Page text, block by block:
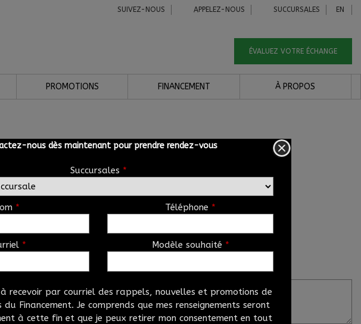
SUIVEZ-NOUS APPELEZ-NOUS SUCCURSALES EN
ÉVALUEZ VOTRE ÉCHANGE
PROMOTIONS FINANCEMENT À PROPOS
Commentaire(s) et/ou question(s)
nous dès maintenant pour prendre rendez-vous
Succursales *
* Téléphone *
* Modèle souhaité *
à recevoir par courriel des rappels, nouvelles et promotions de
du Financement. Je comprends que mes renseignements seront
à cette fin et que je peux retirer mon consentement en tout